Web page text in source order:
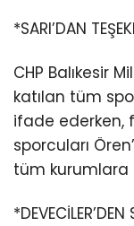
*SARI’DAN
CHP Balıkesir
katılan tüm
ifade ederken,
sporcuları
tüm kurumlara